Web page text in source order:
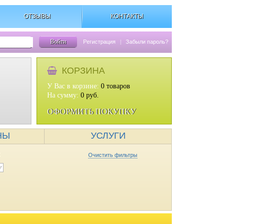
ОТЗЫВЫ КОНТАКТЫ
Войти Регистрация | Забыли пароль?
КОРЗИНА
У Вас в корзине: 0 товаров
На сумму: 0 руб.
ОФОРМИТЬ ПОКУПКУ
УСЛУГИ
Очистить фильтры